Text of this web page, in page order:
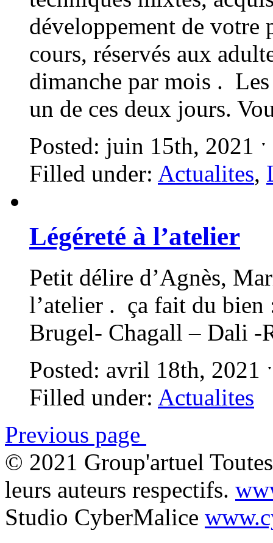
développement de
cours, réservés aux
dimanche par mois .
un de ces deux jours.
Posted: juin 15th, 2021
Filled under: Actualites,
Légéreté à l’atelier
Petit délire d’Agnès,
l’atelier . ça fait du bien
Brugel- Chagall – Dali
Posted: avril 18th, 2021
Filled under: Actualites
Previous page
© 2021 Group'artuel
leurs auteurs respectifs.
Studio CyberMalice